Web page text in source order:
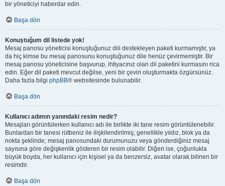
bir yöneticiyi haberdar edin.
Başa dön
Konuştuğum dil listede yok!
Mesaj panosu yöneticisi konuştuğunuz dili destekleyen paketi kurmamıştır, ya
da hiç kimse bu mesaj panosunu konuştuğunuz dile henüz çevirmemiştir. Bir
mesaj panosu yöneticisine başvurup, ihtiyacınız olan dil paketini kurmasını rica
edin. Eğer dil paketi mevcut değilse, yeni bir çeviri oluşturmakta özgürsünüz.
Daha fazla bilgi phpBB® websitesinde bulunabilir.
Başa dön
Kullanıcı adımın yanındaki resim nedir?
Mesajları görüntülerken kullanıcı adı ile birlikte iki tane resim görüntülenebilir.
Bunlardan bir tanesi rütbeniz ile ilişkilendirilmiş; genellikle yıldız, blok ya da
nokta şeklinde; mesaj panosundaki durumunuzu veya gönderdiğiniz mesaj
sayısına göre değişkenlik gösteren bir resim olabilir. Diğeri ise, çoğunlukla
büyük boyda, her kullanıcı için kişisel ya da benzersiz, avatar olarak bilinen bir
resimdir.
Başa dön